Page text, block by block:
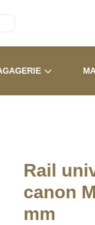
Rail
canon
mm